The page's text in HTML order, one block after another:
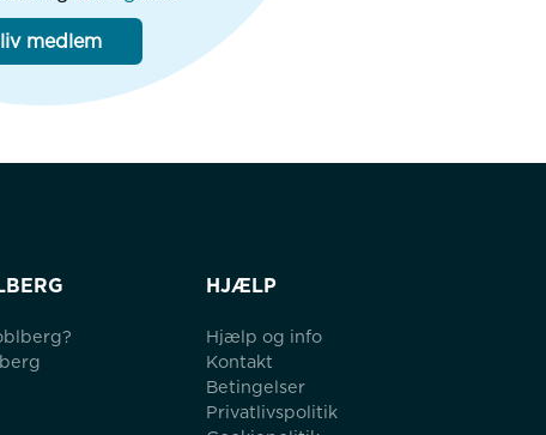
medlem
HJÆLP
Hjælp og info
Kontakt
Betingelser
Privatlivspolitik